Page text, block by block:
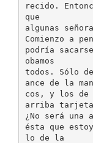
recido.
que
algunas
Comienzo a
podría
obamos
todos. Sólo
ance de la
cos, y los de
arriba
¿No será una
ésta que
lo de la